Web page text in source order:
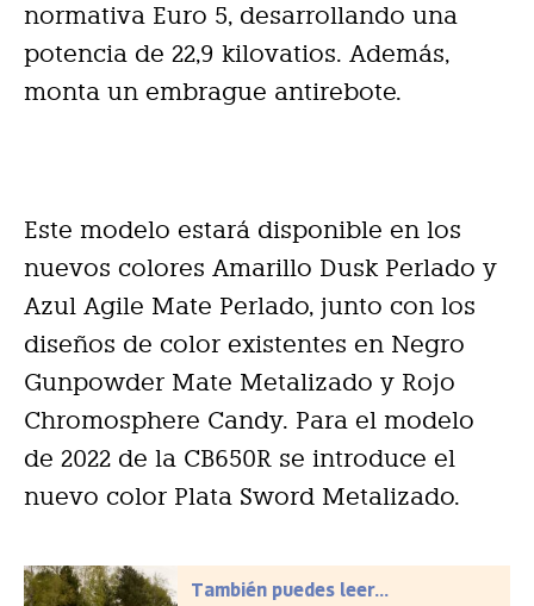
normativa Euro 5, desarrollando una
potencia de 22,9 kilovatios. Además,
monta un embrague antirebote.
Este modelo estará disponible en los
nuevos colores Amarillo Dusk Perlado y
Azul Agile Mate Perlado, junto con los
diseños de color existentes en Negro
Gunpowder Mate Metalizado y Rojo
Chromosphere Candy. Para el modelo
de 2022 de la CB650R se introduce el
nuevo color Plata Sword Metalizado.
También puedes leer...